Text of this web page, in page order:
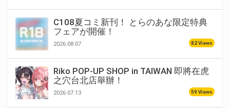
C108夏コミ新刊！ とらのあな限定特典
フェアが開催！
2026.08.07 82 Views
Riko POP-UP SHOP in TAIWAN 即將在虎
之穴台北店舉辦！
2026.07.13 59 Views